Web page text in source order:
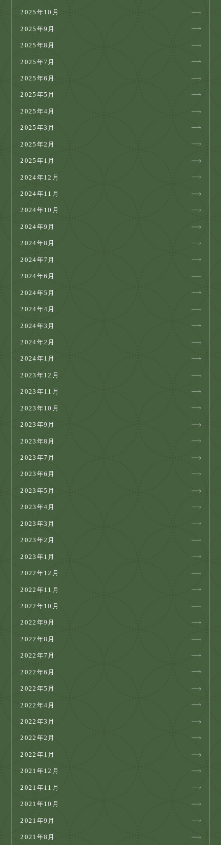
2025年10月
2025年9月
2025年8月
2025年7月
2025年6月
2025年5月
2025年4月
2025年3月
2025年2月
2025年1月
2024年12月
2024年11月
2024年10月
2024年9月
2024年8月
2024年7月
2024年6月
2024年5月
2024年4月
2024年3月
2024年2月
2024年1月
2023年12月
2023年11月
2023年10月
2023年9月
2023年8月
2023年7月
2023年6月
2023年5月
2023年4月
2023年3月
2023年2月
2023年1月
2022年12月
2022年11月
2022年10月
2022年9月
2022年8月
2022年7月
2022年6月
2022年5月
2022年4月
2022年3月
2022年2月
2022年1月
2021年12月
2021年11月
2021年10月
2021年9月
2021年8月